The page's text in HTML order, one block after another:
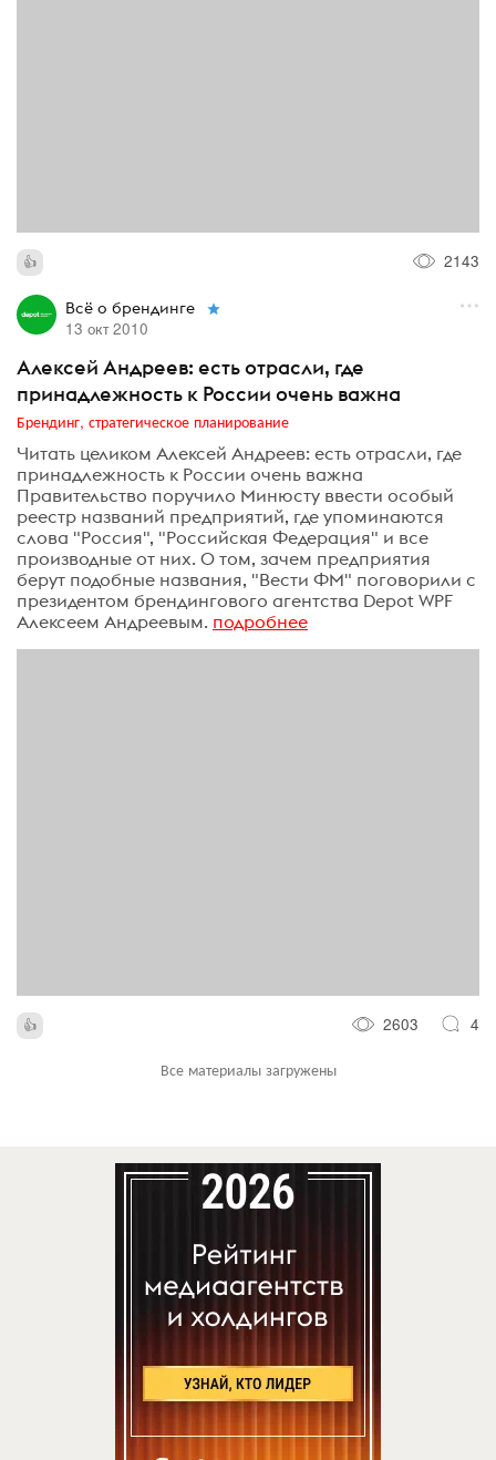
2143
Всё о брендинге
13 окт 2010
Алексей Андреев: есть отрасли, где
принадлежность к России очень важна
Брендинг, стратегическое планирование
Читать целиком Алексей Андреев: есть отрасли, где
принадлежность к России очень важна
Правительство поручило Минюсту ввести особый
реестр названий предприятий, где упоминаются
слова "Россия", "Российская Федерация" и все
производные от них. О том, зачем предприятия
берут подобные названия, "Вести ФМ" поговорили с
президентом брендингового агентства Depot WPF
Алексеем Андреевым. подробнее
2603 4
Все материалы загружены